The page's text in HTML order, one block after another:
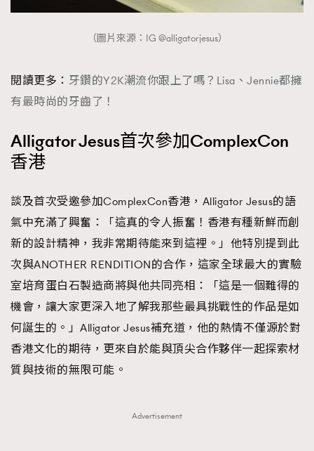
（圖片來源：IG @alligatorjesus）
閱讀更多： 牙鑽的Y2K潮流你跟上了嗎？Lisa、Jennie都擁
有最時尚的牙齒了！
Alligator Jesus首次參加ComplexCon
香港
談及首次受邀參加ComplexCon香港，Alligator Jesus的語
氣中充滿了興奮：「這真的令人振奮！香港有種新鮮而創
新的設計精神，我非常期待能來到這裡。」他特別提到此
次與ANOTHER RENDITION的合作，這家全球最大的實驗
室培育蛋白石製造商將與他共同亮相：「這是一個難得的
機會，讓大家更深入地了解我那些最具挑戰性的作品是如
何誕生的。」Alligator Jesus補充道，他的熱情不僅源於對
香港文化的期待，更來自於能與頂尖合作夥伴一起探索材
質與技術的無限可能。
Advertisement